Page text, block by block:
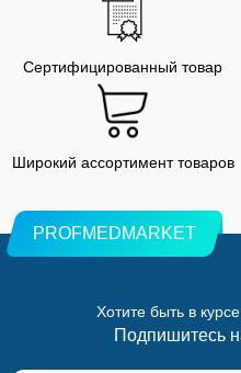
Сертифицированный товар
Широкий ассортимент товаров
PROFMEDMARKET
Хотите быть в
Подпишитесь